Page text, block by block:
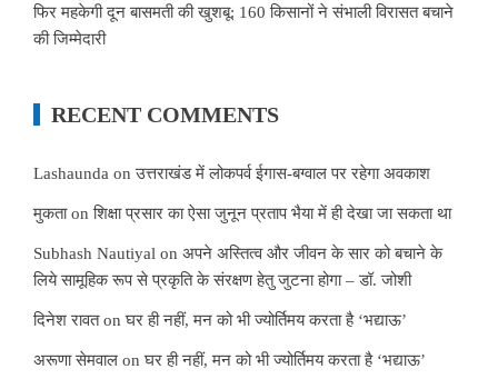
फिर महकेगी दून बासमती की खुशबू: 160 किसानों ने संभाली विरासत बचाने
की जिम्मेदारी
RECENT COMMENTS
Lashaunda onउत्तराखंड में लोकपर्व ईगास-बग्वाल पर रहेगा अवकाश
मुकताonशिक्षा प्रसार का ऐसा जुनून प्रताप भैया में ही देखा जा सकता था
Subhash Nautiyal on अपने अस्तित्व और जीवन के सार को बचाने के
लिये सामूहिक रूप से प्रकृति के संरक्षण हेतु जुटना होगा – डॉ. जोशी
दिनेश रावतonघर ही नहीं, मन को भी ज्योर्तिमय करता है ‘भद्याऊ’
अरूणा सेमवाल onघर ही नहीं, मन को भी ज्योर्तिमय करता है ‘भद्याऊ’